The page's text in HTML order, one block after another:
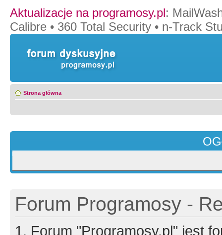
Aktualizacje na programosy.pl:
Calibre • 360 Total Security • n-Track
Strona główna
Forum Programosy -
1. Forum "Programosy.pl" jest